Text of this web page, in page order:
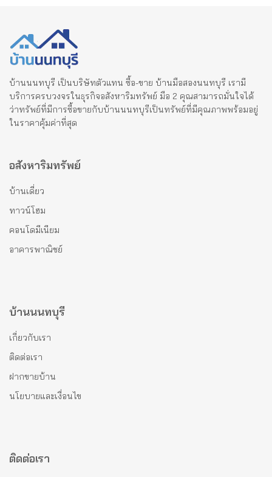
บ้านนนทบุรี เป็นบริษัทตัวแทน ซื้อ-ขาย บ้านมือสองนนทบุรี เรามี
บริการครบวงจรในธุรกิจอสังหาริมทรัพย์ มือ 2 คุณสามารถมั่นใจได้
ว่าทรัพย์ที่มีการซื้อขายกับบ้านนนทบุรีเป็นทรัพย์ที่มีคุณภาพพร้อมอยู่
ในราคาคุ้มค่าที่สุด
อสังหาริมทรัพย์
บ้านเดี่ยว
ทาวน์โฮม
คอนโดมีเนียม
อาคารพาณิชย์
บ้านนนทบุรี
เกี่ยวกับเรา
ติดต่อเรา
ฝากขายบ้าน
นโยบายและเงื่อนไข
ติดต่อเรา